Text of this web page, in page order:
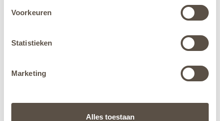
Voorkeuren
Statistieken
Marketing
Alles toestaan